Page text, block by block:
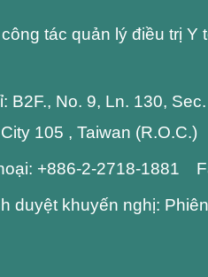
công tác quản lý điều trị
B2F., No. 9, Ln. 130,
105 , Taiwan (R.O.C.)
+886-2-2718-1881
duyệt khuyến nghị: